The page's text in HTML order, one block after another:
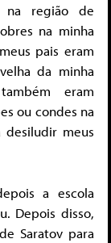
na região de
na minha
pais eram
da minha
eram
ou condes na
desiludir meus
a escola
Depois disso,
Saratov para